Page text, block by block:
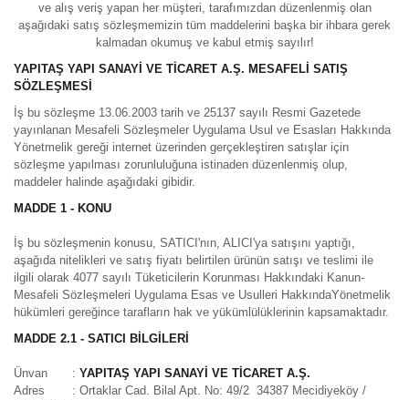
ve alış veriş yapan her müşteri, tarafımızdan düzenlenmiş olan
aşağıdaki satış sözleşmemizin tüm maddelerini başka bir ihbara gerek
kalmadan okumuş ve kabul etmiş sayılır!
YAPITAŞ YAPI SANAYİ VE TİCARET A.Ş. MESAFELİ SATIŞ
SÖZLEŞMESİ
İş bu sözleşme 13.06.2003 tarih ve 25137 sayılı Resmi Gazetede
yayınlanan Mesafeli Sözleşmeler Uygulama Usul ve Esasları Hakkında
Yönetmelik gereği internet üzerinden gerçekleştiren satışlar için
sözleşme yapılması zorunluluğuna istinaden düzenlenmiş olup,
maddeler halinde aşağıdaki gibidir.
MADDE 1 - KONU
İş bu sözleşmenin konusu, SATICI'nın, ALICI'ya satışını yaptığı,
aşağıda nitelikleri ve satış fiyatı belirtilen ürünün satışı ve teslimi ile
ilgili olarak 4077 sayılı Tüketicilerin Korunması Hakkındaki Kanun-
Mesafeli Sözleşmeleri Uygulama Esas ve Usulleri HakkındaYönetmelik
hükümleri gereğince tarafların hak ve yükümlülüklerinin kapsamaktadır.
MADDE 2.1 - SATICI BİLGİLERİ
Ünvan : YAPITAŞ YAPI SANAYİ VE TİCARET A.Ş.
Adres
: Ortaklar Cad. Bilal Apt. No: 49/2 34387 Mecidiyeköy /